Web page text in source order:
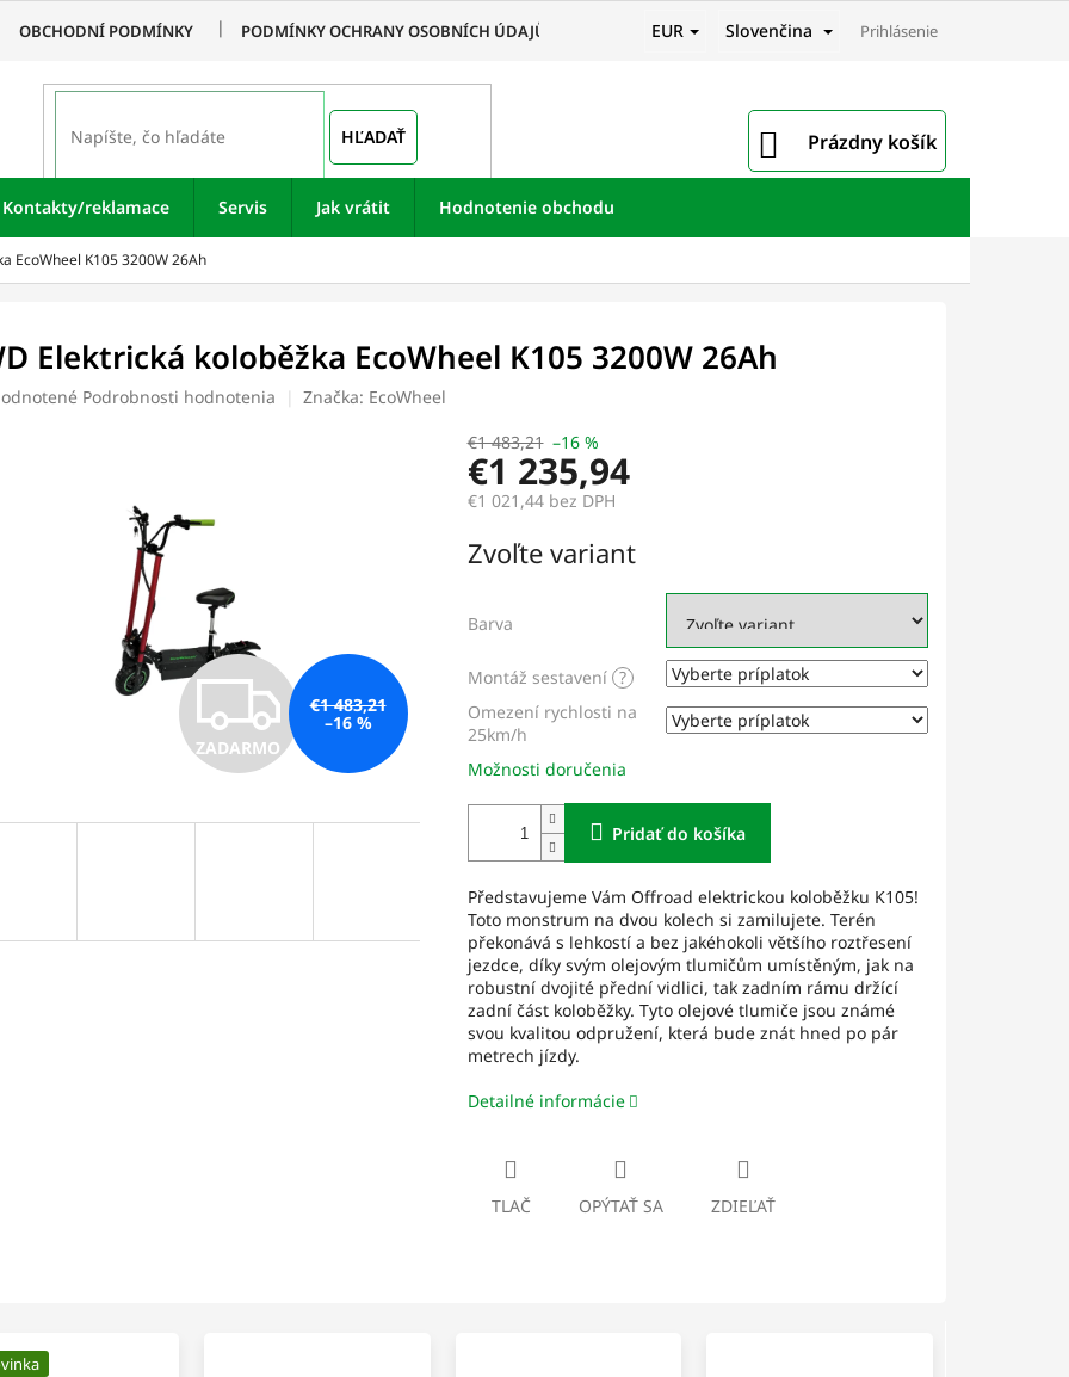
OBCHODNÍ PODMÍNKY PODMÍNKY OCHRANY OSOBNÍCH ÚDAJŮ EUR Slovenčina Prihlásenie
HĽADAŤ
NÁKUPNÝ
KOŠÍK
Prázdny košík
Kontakty/reklamace Servis Jak vrátit Hodnotenie obchodu
EcoWheel K105 3200W 26Ah
Elektrická koloběžka EcoWheel K105 3200W 26Ah
Podrobnosti hodnotenia Značka: EcoWheel
Z
A
A
ZADARMO
€1 483,21
–16 %
€1 483,21 –16 %
€1 235,94
€1 021,44bez DPH
cena:
Zvoľte variant
Barva
Montáž sestavení ?
Omezení rychlosti na
25km/h
Možnosti doručenia
Pridať do košíka
Představujeme Vám Offroad elektrickou koloběžku K105!
Toto monstrum na dvou kolech si zamilujete. Terén
překonává s lehkostí a bez jakéhokoli většího roztřesení
jezdce, díky svým olejovým tlumičům umístěným, jak na
robustní dvojité přední vidlici, tak zadním rámu držící
zadní část koloběžky. Tyto olejové tlumiče jsou známé
svou kvalitou odpružení, která bude znát hned po pár
metrech jízdy.
Detailné informácie
TLAČ OPÝTAŤ SA ZDIEĽAŤ